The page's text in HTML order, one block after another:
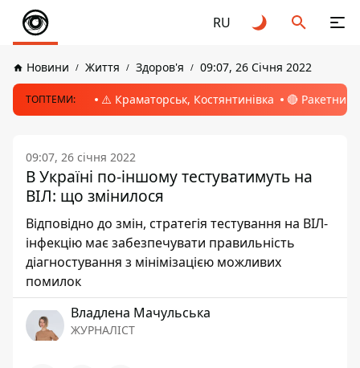
RU
Новини Життя Здоров'я 09:07, 26 Січня 2022
ТОПТЕМИ: ⚠️ Краматорськ, Костянтинівка 🔴 Ракетний
09:07, 26 січня 2022
В Україні по-іншому тестуватимуть на
ВІЛ: що змінилося
Відповідно до змін, стратегія тестування на ВІЛ-
інфекцію має забезпечувати правильність
діагностування з мінімізацією можливих
помилок
Владлена Мачульська
ЖУРНАЛІСТ